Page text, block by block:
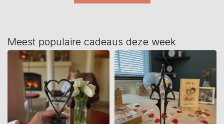
Meest populaire cadeaus deze week